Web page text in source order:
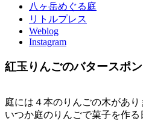
八ヶ岳めぐる庭
リトルプレス
Weblog
Instagram
紅玉りんごのバタースポ
庭には４本のりんごの木があり
いつか庭のりんごで菓子を作る